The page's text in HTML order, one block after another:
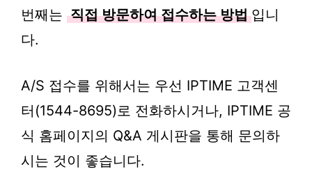
번째는 직접 방문하여 접수하는 방법 입니
다.
A/S 접수를 위해서는 우선 IPTIME 고객센
터(1544-8695)로 전화하시거나, IPTIME 공
식 홈페이지의 Q&A 게시판을 통해 문의하
시는 것이 좋습니다.